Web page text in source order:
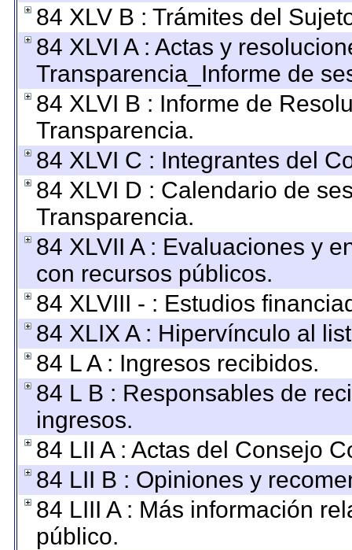
84 XLV B : Trámites del
84 XLVI A : Actas y
Transparencia_Informe de
84 XLVI B : Informe de
Transparencia.
84 XLVI C : Integrantes del
84 XLVI D : Calendario de
Transparencia.
84 XLVII A : Evaluaciones y
con recursos públicos.
84 XLVIII - : Estudios
84 XLIX A : Hipervínculo al
84 L A : Ingresos recibidos.
84 L B : Responsables de
ingresos.
84 LII A : Actas del Consejo
84 LII B : Opiniones y
84 LIII A : Más información
público.